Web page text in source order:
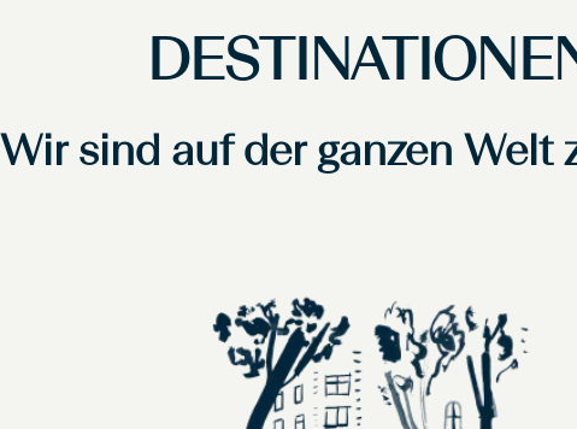
Wir sind auf der ganzen Welt